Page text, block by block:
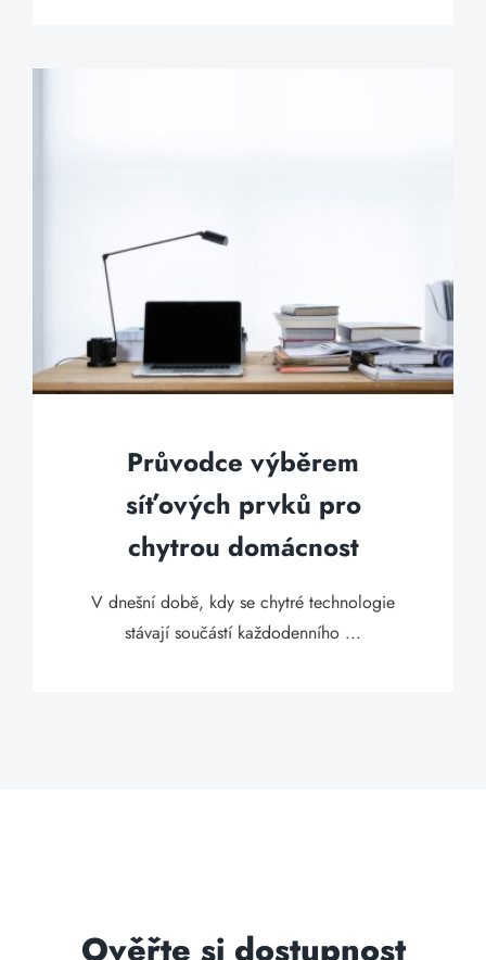
Průvodce výběrem
síťových prvků pro
chytrou domácnost
V dnešní době, kdy se chytré technologie
stávají součástí každodenního ...
Ověřte si dostupnost